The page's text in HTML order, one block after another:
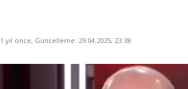
1 yıl önce, Güncelleme: 29.04.2025, 23:38